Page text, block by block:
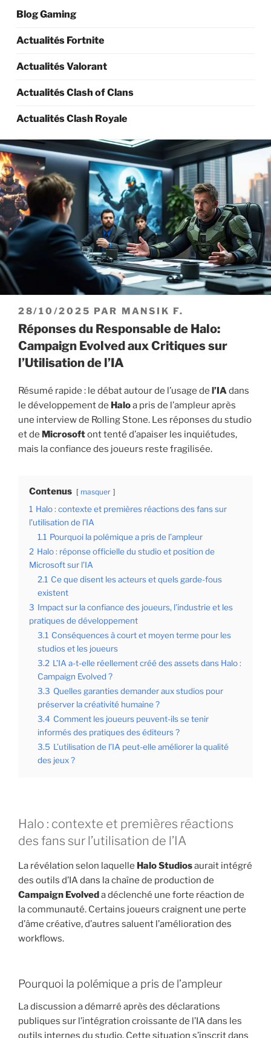
Blog Gaming
Actualités Fortnite
Actualités Valorant
Actualités Clash of Clans
Actualités Clash Royale
PUBLIÉ
LE
28/10/2025 PAR MANSIK F.
Réponses du Responsable de Halo:
Campaign Evolved aux Critiques sur
l’Utilisation de l’IA
Résumé rapide : le débat autour de l’usage de l’IAdans
le développement de Haloa pris de l’ampleur après
une interview de Rolling Stone. Les réponses du studio
et de Microsoftont tenté d’apaiser les inquiétudes,
mais la confiance des joueurs reste fragilisée.
Contenus masquer
1 Halo : contexte et premières réactions des fans sur
l’utilisation de l’IA
1.1 Pourquoi la polémique a pris de l’ampleur
2 Halo : réponse officielle du studio et position de
Microsoft sur l’IA
2.1 Ce que disent les acteurs et quels garde-fous
existent
3 Impact sur la confiance des joueurs, l’industrie et les
pratiques de développement
3.1 Conséquences à court et moyen terme pour les
studios et les joueurs
3.2 L’IA a-t-elle réellement créé des assets dans Halo :
Campaign Evolved ?
3.3 Quelles garanties demander aux studios pour
préserver la créativité humaine ?
3.4 Comment les joueurs peuvent-ils se tenir
informés des pratiques des éditeurs ?
3.5 L’utilisation de l’IA peut-elle améliorer la qualité
des jeux ?
Halo : contexte et premières réactions
des fans sur l’utilisation de l’IA
La révélation selon laquelle Halo Studiosaurait intégré
des outils d’IA dans la chaîne de production de
Campaign Evolved a déclenché une forte réaction de
la communauté. Certains joueurs craignent une perte
d’âme créative, d’autres saluent l’amélioration des
workflows.
Pourquoi la polémique a pris de l’ampleur
La discussion a démarré après des déclarations
publiques sur l’intégration croissante de l’IA dans les
outils internes du studio. Cette situation s’inscrit dans